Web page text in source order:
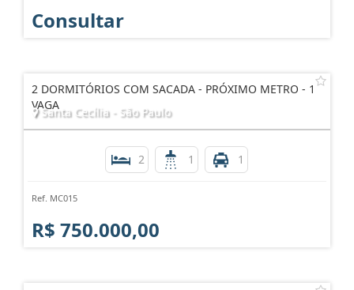
Consultar
2 DORMITÓRIOS COM SACADA - PRÓXIMO METRO - 1
VAGA
Santa Cecília - São Paulo
2 1 1
Ref. MC015
R$ 750.000,00